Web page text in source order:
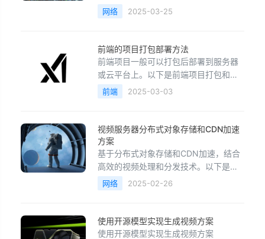
过多种方式降低存储成本，实现低成本
的上亿TB（EB级别）服务器存储。主要
大规模采购议价：大厂直接与硬盘制造
商（如希捷、西数、东芝）合作，定制
符合需求的企业级硬盘，并获得大规模
采购折扣。定制硬盘：
网络 2025-03-25
前端的项目打包部署方法
前端项目一般可以打包后部署到服务器
或云平台上。以下是前端项目打包和部
署的基本流程：1. 前端项目打包不同的
前端框架/工具有不同的打包方法：
build 生成的静态文件通常在 dist/ 目
录。使用 Vue CLI：npm run build生成
的静态文
前端 2025-03-03
视频服务器分布式对象存储和CDN加速
方案
基于分布式对象存储和CDN加速，结合
高效的视频处理和分发技术。以下是这
些平台可能采用的具体存储方案分析：1.
核心存储方案：分布式对象存储技术选
存储通常基于分布式对象存储系统，如
自研存储系统或云服务（如阿里云
网络 2025-02-26
使用开源模型实现生成视频方案
使用开源模型实现生成视频方案